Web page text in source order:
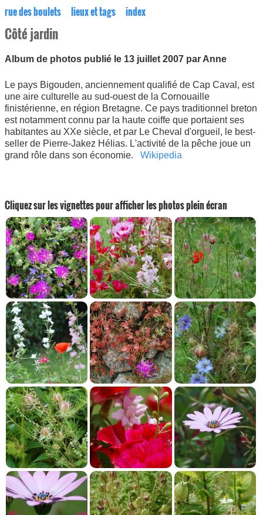
rue des boulets lieux et tags index
Côté jardin
Album de photos publié le 13 juillet 2007 par Anne
Le pays Bigouden, anciennement qualifié de Cap Caval, est
une aire culturelle au sud-ouest de la Cornouaille
finistérienne, en région Bretagne. Ce pays traditionnel breton
est notamment connu par la haute coiffe que portaient ses
habitantes au XXe siècle, et par Le Cheval d'orgueil, le best-
seller de Pierre-Jakez Hélias. L'activité de la pêche joue un
grand rôle dans son économie. Wikipedia
Cliquez sur les vignettes pour afficher les photos plein écran